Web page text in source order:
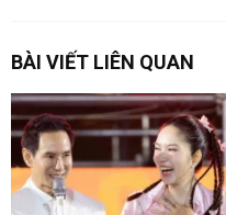
BÀI VIẾT LIÊN QUAN